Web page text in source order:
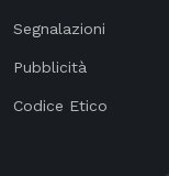
Segnalazioni
Pubblicità
Codice Etico